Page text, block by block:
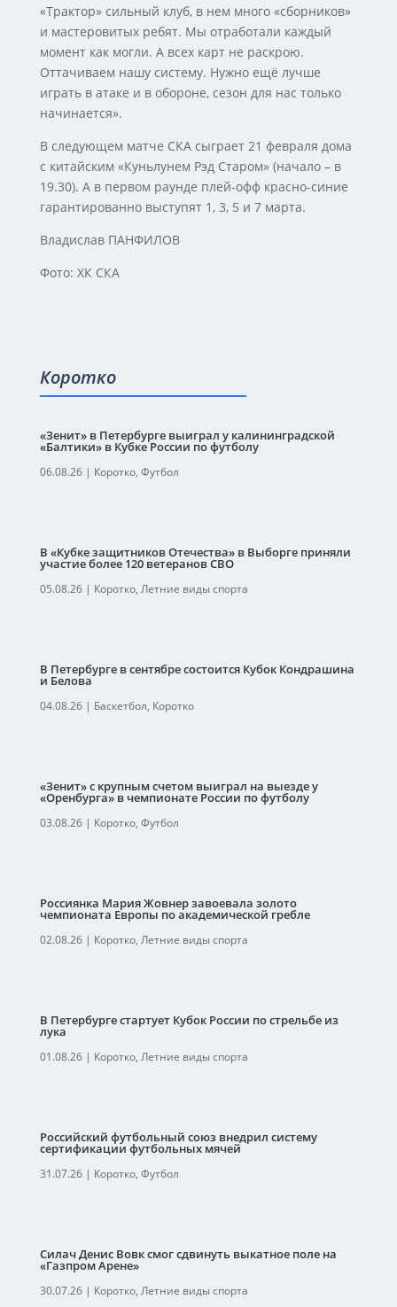
«Трактор» сильный клуб, в нем много «сборников»
и мастеровитых ребят. Мы отработали каждый
момент как могли. А всех карт не раскрою.
Оттачиваем нашу систему. Нужно ещё лучше
играть в атаке и в обороне, сезон для нас только
начинается».
В следующем матче СКА сыграет 21 февраля дома
с китайским «Куньлунем Рэд Старом» (начало – в
19.30). А в первом раунде плей-офф красно-синие
гарантированно выступят 1, 3, 5 и 7 марта.
Владислав ПАНФИЛОВ
Фото: ХК СКА
Коротко
«Зенит» в Петербурге выиграл у калининградской
«Балтики» в Кубке России по футболу
06.08.26| Коротко, Футбол
В «Кубке защитников Отечества» в Выборге приняли
участие более 120 ветеранов СВО
05.08.26| Коротко, Летние виды спорта
В Петербурге в сентябре состоится Кубок Кондрашина
и Белова
04.08.26| Баскетбол, Коротко
«Зенит» с крупным счетом выиграл на выезде у
«Оренбурга» в чемпионате России по футболу
03.08.26| Коротко, Футбол
Россиянка Мария Жовнер завоевала золото
чемпионата Европы по академической гребле
02.08.26| Коротко, Летние виды спорта
В Петербурге стартует Кубок России по стрельбе из
лука
01.08.26| Коротко, Летние виды спорта
Российский футбольный союз внедрил систему
сертификации футбольных мячей
31.07.26| Коротко, Футбол
Силач Денис Вовк смог сдвинуть выкатное поле на
«Газпром Арене»
30.07.26| Коротко, Летние виды спорта